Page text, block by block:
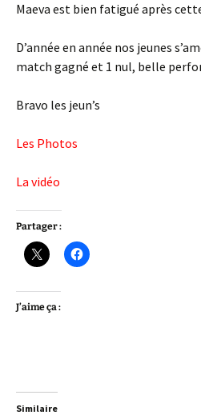
Maeva est bien fatigué après
D’année en année nos jeunes
match gagné et 1 nul, belle
Bravo les jeun’s
Les Photos
La vidéo
Partager :
J’aime ça :
Similaire